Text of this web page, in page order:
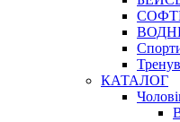
КАТАЛОГ